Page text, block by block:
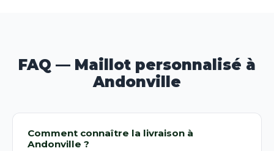
FAQ — Maillot personnalisé à
Andonville
Comment connaître la livraison à
Andonville ?